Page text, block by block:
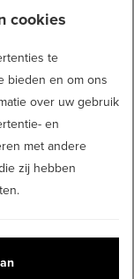
ze nog
Totdat het
blijft de huidige
bedraagt. Ook het
in het
toepassing is op
cookies
te
bieden en om ons
over uw gebruik
en
met andere
zij hebben